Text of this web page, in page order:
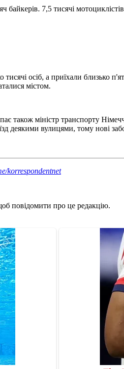
7,5 тисячі
тисячі осіб, а приїхали
містом.
також міністр транспорту
деякими вулицями, тому нові
korrespondentnet
повідомити про це редакцію.